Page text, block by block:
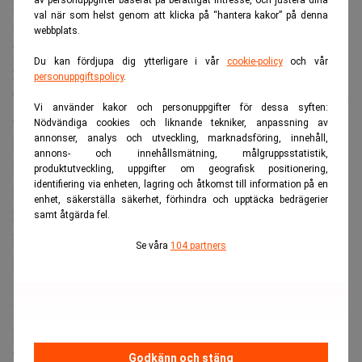
val när som helst genom att klicka på “hantera kakor” på denna
webbplats.
Du kan fördjupa dig ytterligare i vår cookie-policyoch vår
personuppgiftspolicy.
Vi använder kakor och personuppgifter för dessa syften:
Nödvändiga cookies och liknande tekniker, anpassning av
annonser, analys och utveckling, marknadsföring, innehåll,
annons- och innehållsmätning, målgruppsstatistik,
produktutveckling, uppgifter om geografisk positionering,
identifiering via enheten, lagring och åtkomst till information på en
enhet, säkerställa säkerhet, förhindra och upptäcka bedrägerier
samt åtgärda fel.
Se våra 104 partners
Godkänn och stäng
De tidiga erfarenheterna och små besluten växte så
småningom till ett imperium värt 147 miljarder dollar.
När han summerar sin bana återkommer Buffett till att han
haft en ovanligt stor tur.
”Av åtta miljarder människor kan jag vara en av de tio mest
tursamma”, säger han till CNBC.
Resonemanget knyter an till det han kallar ”ovarian
lottery”, tanken att födselns omständigheter ofta avgör
mer än hårt arbete.
Läs också:Tomma stolar när Abel tar över efter Buffett.
Realtid
Ett löfte att ge bort 99 procent
Buffett har länge kopplat sin syn på tur till sin filantropi.
Redan 2010 skrev han under ”The Giving Pledge”, ett
”andras hälsa och välfärd”, rapporterar